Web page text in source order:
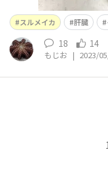
スルメイカ 肝臓
18 14
もじお | 2023/